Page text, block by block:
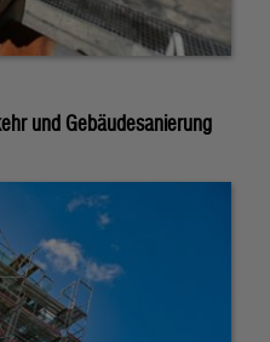
und Gebäudesanierung